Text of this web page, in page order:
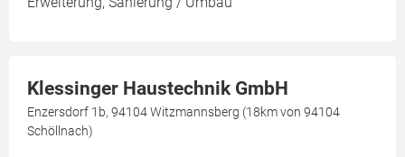
Klessinger Haustechnik GmbH
Enzersdorf 1b, 94104 Witzmannsberg (18km von 94104
Schöllnach)